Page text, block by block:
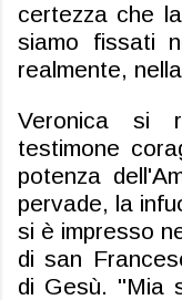
certezza che
siamo fissati
realmente,
Veronica si
testimone
potenza
pervade, la
si è impresso
di san
di Gesù. "Mia